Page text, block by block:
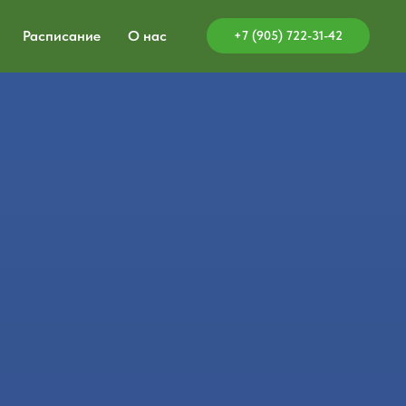
Расписание О нас +7 (905) 722-31-42